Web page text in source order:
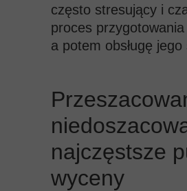
często stresujący i
proces
a potem obsługę
najczęstsze
wyceny